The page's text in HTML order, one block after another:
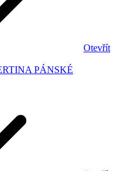
Otevřít
PÁNSKÉ